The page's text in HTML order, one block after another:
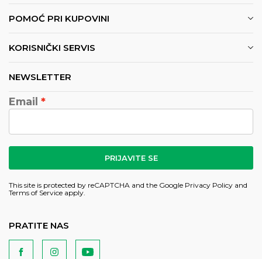
POMOĆ PRI KUPOVINI
KORISNIČKI SERVIS
NEWSLETTER
Email
PRIJAVITE SE
This site is protected by reCAPTCHA and the Google Privacy Policy and
Terms of Service apply.
PRATITE NAS